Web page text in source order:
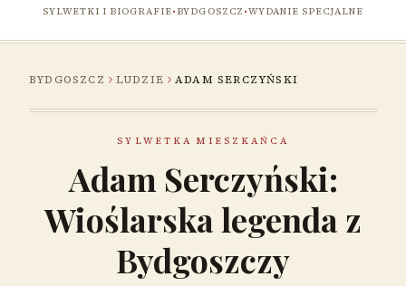
SYLWETKI I BIOGRAFIE• BYDGOSZCZ •WYDANIE SPECJALNE
BYDGOSZCZ LUDZIE ADAM SERCZYŃSKI
SYLWETKA MIESZKAŃCA
Adam Serczyński:
Wioślarska legenda z
Bydgoszczy